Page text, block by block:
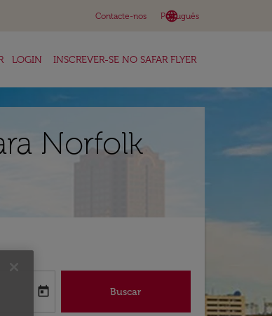
Contacte-nos language
Português
keyboard_arrow_down
LOGIN INSCREVER-SE NO SAFAR FLYER
Norfolk
date-aria-label
today Buscar